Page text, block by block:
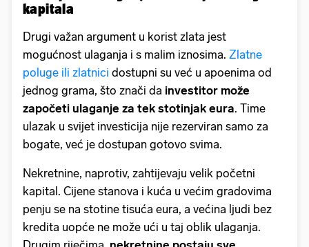
kapitala
Drugi važan argument u korist zlata jest
mogućnost ulaganja i s malim iznosima. Zlatne
poluge ili zlatnici dostupni su već u apoenima od
jednog grama, što znači da investitor može
započeti ulaganje za tek stotinjak eura. Time
ulazak u svijet investicija nije rezerviran samo za
bogate, već je dostupan gotovo svima.
Nekretnine, naprotiv, zahtijevaju velik početni
kapital. Cijene stanova i kuća u većim gradovima
penju se na stotine tisuća eura, a većina ljudi bez
kredita uopće ne može ući u taj oblik ulaganja.